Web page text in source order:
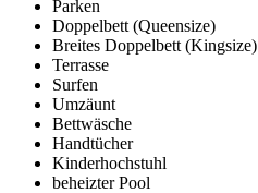
Parken
Doppelbett (Queensize)
Breites Doppelbett (Kingsize)
Terrasse
Surfen
Umzäunt
Bettwäsche
Handtücher
Kinderhochstuhl
beheizter Pool